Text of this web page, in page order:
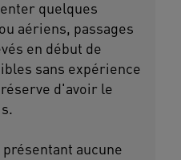
quelques
aériens, passages
en début de
sans expérience
d'avoir le
aucune